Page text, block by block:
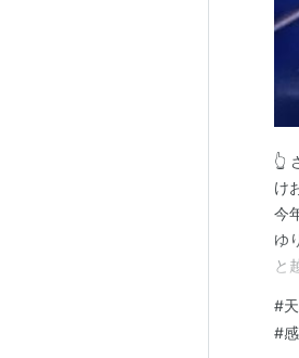
👆
け
今
ゆ
と
は
ハ
#
#